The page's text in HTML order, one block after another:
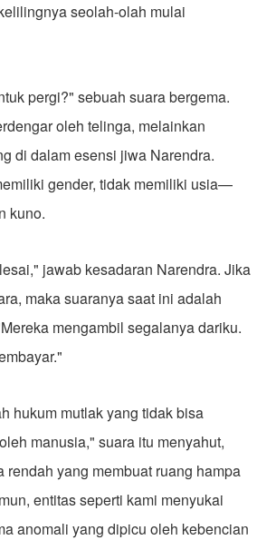
seolah-olah mulai
pergi?" sebuah suara bergema.
oleh telinga, melainkan
di dalam esensi jiwa Narendra.
gender, tidak memiliki usia—
kuno.
jawab kesadaran Narendra. Jika
maka suaranya saat ini adalah
mengambil segalanya dariku.
hukum mutlak yang tidak bisa
manusia," suara itu menyahut,
rendah yang membuat ruang hampa
entitas seperti kami menyukai
anomali yang dipicu oleh kebencian